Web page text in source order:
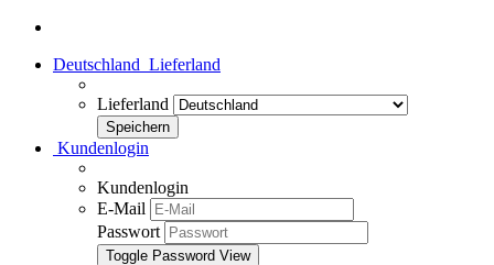
Deutschland Lieferland
Lieferland
Kundenlogin
Kundenlogin
E-Mail
Passwort
Toggle Password View